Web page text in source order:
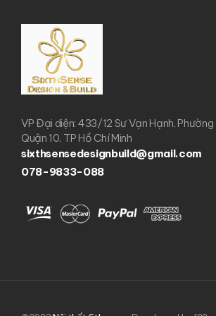
VP Đại diện: 433/12 Sư Vạn Hạnh, Phường
Quận 10, TP Hồ Chí Minh
sixthsensedesignbuild@gmail.com
078-9833-088